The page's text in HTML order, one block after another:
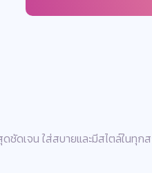
เจน ใส่สบายและมีสไตล์ในทุก